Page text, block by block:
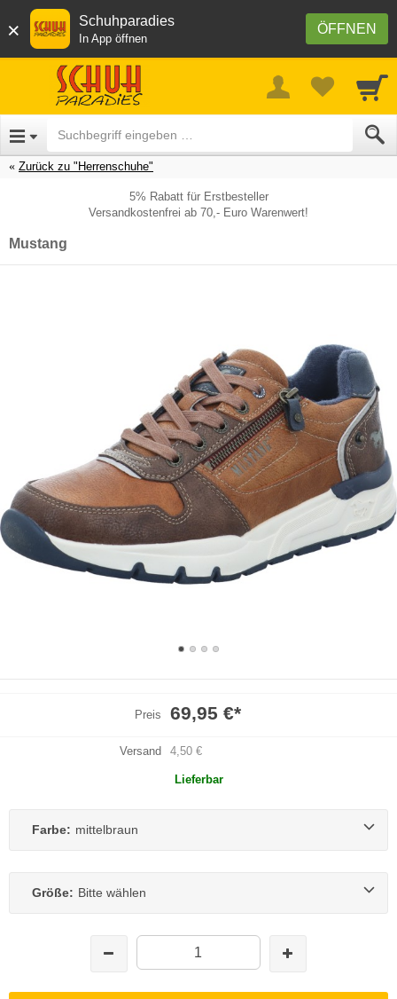
× ÖFFNEN
Schuhparadies
In App öffnen
Zurück zu "Herrenschuhe"
5% Rabatt für Erstbesteller
Versandkostenfrei ab 70,- Euro Warenwert!
Mustang
Preis 69,95 €*
Versand 4,50 €
Lieferbar
Farbe: mittelbraun
Größe: Bitte wählen